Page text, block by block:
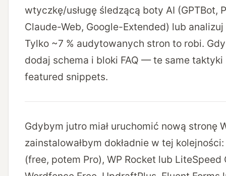
wtyczkę/usługę śledzącą boty AI (GPTBot,
Claude-Web, Google-Extended) lub
Tylko ~7 % audytowanych stron to robi.
dodaj schema i bloki FAQ — te same taktyki
featured snippets.
Gdybym jutro miał uruchomić nową stronę
zainstalowałbym dokładnie w tej
(free, potem Pro), WP Rocket lub LiteSpeed